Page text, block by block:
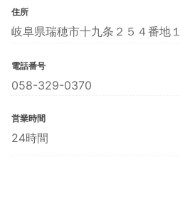
住所
岐阜県瑞穂市十九条２５４番地１
電話番号
058-329-0370
営業時間
24時間